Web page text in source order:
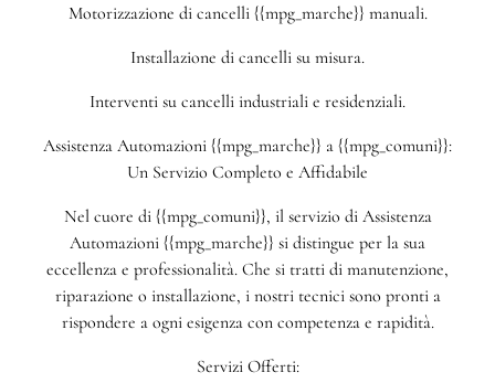
Motorizzazione di cancelli {{mpg_marche}} manuali.
Installazione di cancelli su misura.
Interventi su cancelli industriali e residenziali.
Assistenza Automazioni {{mpg_marche}} a {{mpg_comuni}}:
Un Servizio Completo e Affidabile
Nel cuore di {{mpg_comuni}}, il servizio di Assistenza
Automazioni {{mpg_marche}} si distingue per la sua
eccellenza e professionalità. Che si tratti di manutenzione,
riparazione o installazione, i nostri tecnici sono pronti a
rispondere a ogni esigenza con competenza e rapidità.
Servizi Offerti: